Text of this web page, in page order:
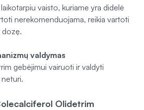
vaisto, kuriame yra didelė
nerekomenduojama, reikia vartoti
dozę.
valdymas
gebėjimui vairuoti ir valdyti
Olidetrim